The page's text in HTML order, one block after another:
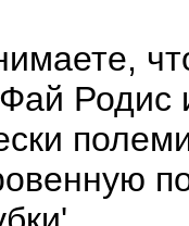
Родис